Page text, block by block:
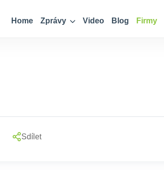
Home Zprávy Video Blog Firmy
Sdílet